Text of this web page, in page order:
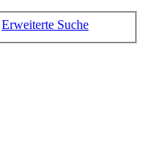
Erweiterte Suche